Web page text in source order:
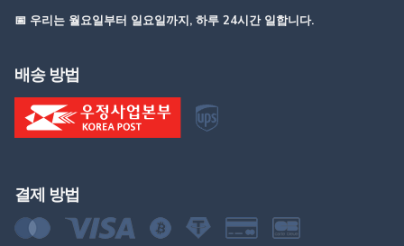
📅 우리는 월요일부터 일요일까지, 하루 24시간 일합니다.
배송 방법
결제 방법